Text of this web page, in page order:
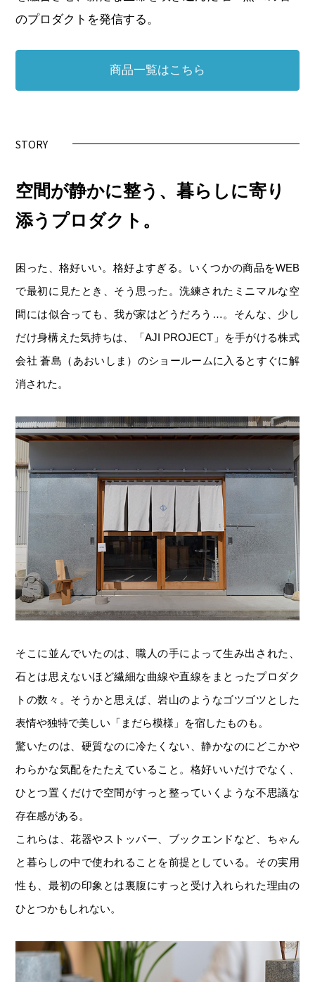
のプロダクトを発信する。
商品一覧はこちら
STORY
空間が静かに整う、暮らしに寄り
添うプロダクト。
困った、格好いい。格好よすぎる。いくつかの商品をWEB
で最初に見たとき、そう思った。洗練されたミニマルな空
間には似合っても、我が家はどうだろう…。そんな、少し
だけ身構えた気持ちは、「AJI PROJECT」を手がける株式
会社 蒼島（あおいしま）のショールームに入るとすぐに解
消された。
そこに並んでいたのは、職人の手によって生み出された、
石とは思えないほど繊細な曲線や直線をまとったプロダク
トの数々。そうかと思えば、岩山のようなゴツゴツとした
表情や独特で美しい「まだら模様」を宿したものも。
驚いたのは、硬質なのに冷たくない、静かなのにどこかや
わらかな気配をたたえていること。格好いいだけでなく、
ひとつ置くだけで空間がすっと整っていくような不思議な
存在感がある。
これらは、花器やストッパー、ブックエンドなど、ちゃん
と暮らしの中で使われることを前提としている。その実用
性も、最初の印象とは裏腹にすっと受け入れられた理由の
ひとつかもしれない。